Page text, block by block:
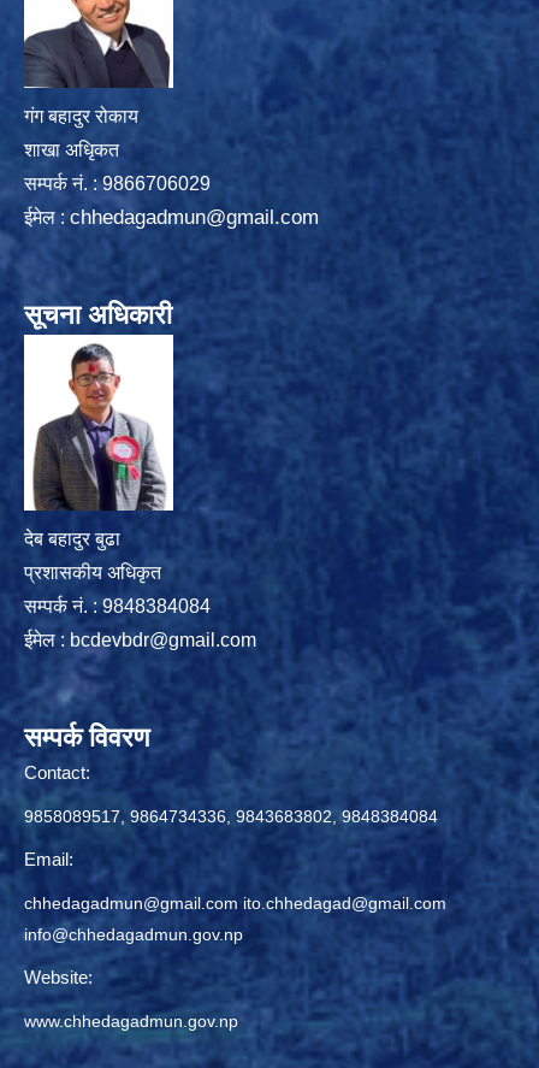
गंग बहादुर रोकाय
शाखा अधिृकत
सम्पर्क न‌ं. : 9866706029
ईमेल : chhedagadmun@gmail.com
सूचना अधिकारी
देब बहादुर बुढा
प्रशासकीय अधिकृत
सम्पर्क नं. : 9848384084
ईमेल : bcdevbdr@gmail.com
सम्पर्क विवरण
Contact:
9858089517, 9864734336, 9843683802, 9848384084
Email:
chhedagadmun@gmail.com ito.chhedagad@gmail.com
info@chhedagadmun.gov.np
Website:
www.chhedagadmun.gov.np